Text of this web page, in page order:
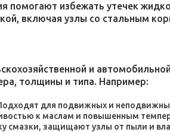
помогают избежать утечек
включая узлы со стальным
и автомобильной
толщины и типа. Например:
для подвижных и
к маслам и повышенным
смазки, защищают узлы от пыли и